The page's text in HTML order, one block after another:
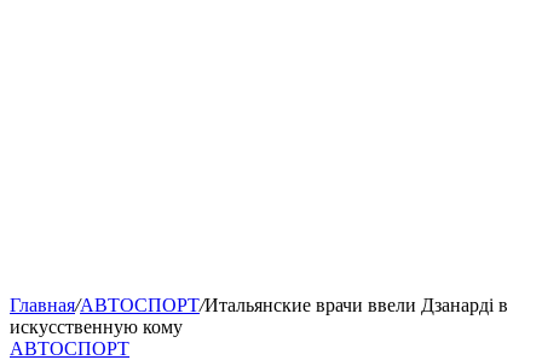
Главная/АВТОСПОРТ/Итальянские врачи ввели Дзанарді в
искусственную кому
АВТОСПОРТ